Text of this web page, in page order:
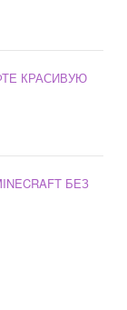
КРАСИВУЮ
БЕЗ